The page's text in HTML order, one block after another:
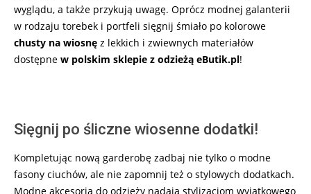
wyglądu, a także przykują uwagę. Oprócz modnej galanterii
w rodzaju torebek i portfeli sięgnij śmiało po kolorowe
chusty na wiosnę z lekkich i zwiewnych materiałów
dostępne w polskim sklepie z odzieżą eButik.pl!
Sięgnij po śliczne wiosenne dodatki!
Kompletując nową garderobę zadbaj nie tylko o modne
fasony ciuchów, ale nie zapomnij też o stylowych dodatkach.
Modne akcesoria do odzieży nadają stylizacjom wyjątkowego